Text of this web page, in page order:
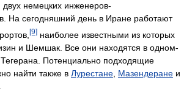
немецких инженеров-
На сегодняшний день в Иране работают
[9] наиболее известными из которых
и Шемшак. Все они находятся в одном-
Тегерана. Потенциально подходящие
найти также в Лурестане Мазендеране и